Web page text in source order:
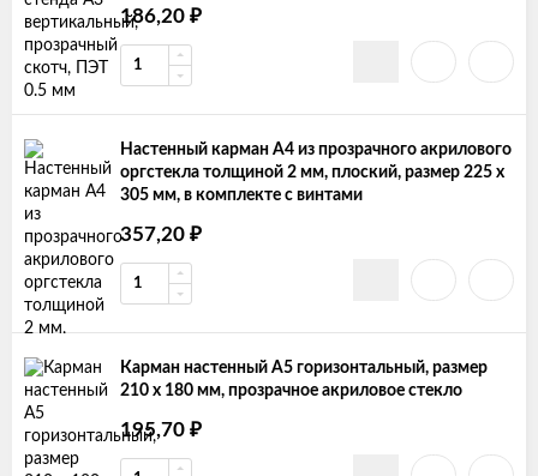
186,20 ₽
Настенный карман А4 из прозрачного акрилового
оргстекла толщиной 2 мм, плоский, размер 225 х
305 мм, в комплекте с винтами
357,20 ₽
Карман настенный А5 горизонтальный, размер
210 х 180 мм, прозрачное акриловое стекло
195,70 ₽